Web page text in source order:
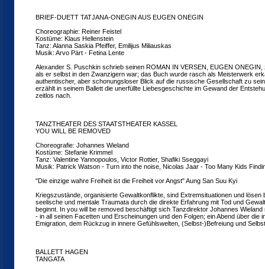
BRIEF-DUETT TATJANA-ONEGIN AUS EUGEN ONEGIN
Choreographie: Reiner Feistel
Kostüme: Klaus Hellenstein
Tanz: Alanna Saskia Pfeiffer, Emilijus Miliauskas
Musik: Arvo Pärt - Fetina Lente
Alexander S. Puschkin schrieb seinen ROMAN IN VERSEN, EUGEN
als er selbst in den Zwanzigern war; das Buch wurde rasch als Meisterwerk
authentischer, aber schonungsloser Blick auf die russische Gesellschaft zu
erzählt in seinem Ballett die unerfüllte Liebesgeschichte im Gewand der
zeitlos nach.
TANZTHEATER DES STAATSTHEATER KASSEL
YOU WILL BE REMOVED
Choreografie: Johannes Wieland
Kostüme: Stefanie Krimmel
Tanz: Valentine Yannopoulos, Victor Rottier, Shafiki Sseggayi
Musik: Patrick Watson - Turn into the noise, Nicolas Jaar - Too Many Kids
"Die einzige wahre Freiheit ist die Freiheit vor Angst" Aung San Suu Kyi
Kriegszustände, organisierte Gewaltkonflikte, sind Extremsituationen und lösen
seelische und mentale Traumata durch die direkte Erfahrung mit Tod und
beginnt. In you will be removed beschäftigt sich Tanzdirektor Johannes
- in all seinen Facetten und Erscheinungen und den Folgen; ein Abend über die
Emigration, dem Rückzug in innere Gefühlswelten, (Selbst-)Befreiung und
BALLETT HAGEN
TANGATA